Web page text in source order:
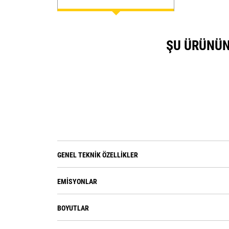
ŞU
GENEL TEKNIK ÖZELLIKLER
EMISYONLAR
BOYUTLAR